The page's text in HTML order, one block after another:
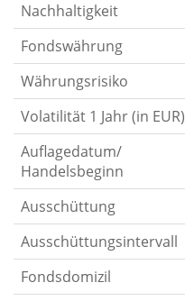
Nachhaltigkeit
Fondswährung
Währungsrisiko
Volatilität 1 Jahr (in EUR)
Auflagedatum/
Handelsbeginn
Ausschüttung
Ausschüttungsintervall
Fondsdomizil